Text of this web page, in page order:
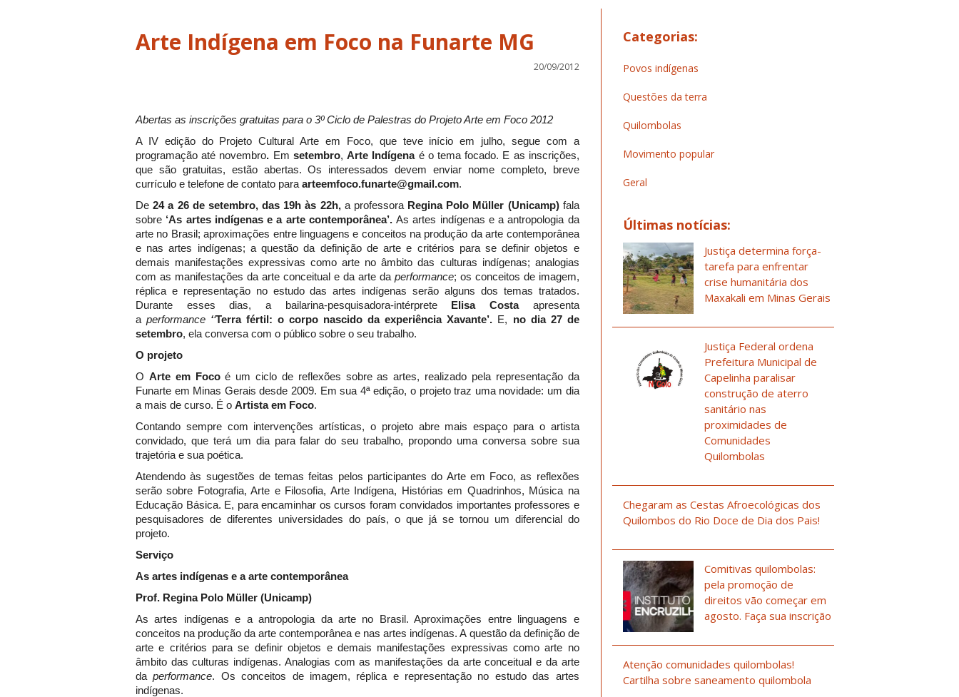
Arte Indígena em Foco na Funarte MG
20/09/2012
Abertas as inscrições gratuitas para o 3º Ciclo de Palestras do Projeto Arte em Foco 2012
A IV edição do Projeto Cultural Arte em Foco, que teve início em julho, segue com a
programação até novembro. Em setembro,Arte Indígena é o tema focado. E as inscrições,
que são gratuitas, estão abertas. Os interessados devem enviar nome completo, breve
currículo e telefone de contato para arteemfoco.funarte@gmail.com.
De24 a 26 de setembro, das 19h às 22h, a professora Regina Polo Müller (Unicamp) fala
sobre ‘As artes indígenas e a arte contemporânea’.As artes indígenas e a antropologia da
arte no Brasil; aproximações entre linguagens e conceitos na produção da arte contemporânea
e nas artes indígenas; a questão da definição de arte e critérios para se definir objetos e
demais manifestações expressivas como arte no âmbito das culturas indígenas; analogias
com as manifestações da arte conceitual e da arte da performance; os conceitos de imagem,
réplica e representação no estudo das artes indígenas serão alguns dos temas tratados.
Durante esses dias, a bailarina-pesquisadora-intérpreteElisa Costa apresenta
aperformance ‘‘Terra fértil: o corpo nascido da experiência Xavante’. E, no dia 27 de
setembro, ela conversa com o público sobre o seu trabalho.
O projeto
O Arte em Focoé um ciclo de reflexões sobre as artes, realizado pela representação da
Funarte em Minas Gerais desde 2009. Em sua 4ª edição, o projeto traz uma novidade: um dia
a mais de curso. É o Artista em Foco.
Contando sempre com intervenções artísticas, o projeto abre mais espaço para o artista
convidado, que terá um dia para falar do seu trabalho, propondo uma conversa sobre sua
trajetória e sua poética.
Atendendo às sugestões de temas feitas pelos participantes do Arte em Foco, as reflexões
serão sobre Fotografia, Arte e Filosofia, Arte Indígena, Histórias em Quadrinhos, Música na
Educação Básica. E, para encaminhar os cursos foram convidados importantes professores e
pesquisadores de diferentes universidades do país, o que já se tornou um diferencial do
projeto.
Serviço
As artes indígenas e a arte contemporânea
Prof. Regina Polo Müller (Unicamp)
As artes indígenas e a antropologia da arte no Brasil. Aproximações entre linguagens e
conceitos na produção da arte contemporânea e nas artes indígenas. A questão da definição de
arte e critérios para se definir objetos e demais manifestações expressivas como arte no
âmbito das culturas indígenas. Analogias com as manifestações da arte conceitual e da arte
daperformance. Os conceitos de imagem, réplica e representação no estudo das artes
indígenas.
Categorias:
Povos indígenas
Questões da terra
Quilombolas
Movimento popular
Geral
Últimas notícias:
Justiça determina força-
tarefa para enfrentar
crise humanitária dos
Maxakali em Minas Gerais
Justiça Federal ordena
Prefeitura Municipal de
Capelinha paralisar
construção de aterro
sanitário nas
proximidades de
Comunidades
Quilombolas
Chegaram as Cestas Afroecológicas dos
Quilombos do Rio Doce de Dia dos Pais!
Comitivas quilombolas:
pela promoção de
direitos vão começar em
agosto. Faça sua inscrição
Atenção comunidades quilombolas!
Cartilha sobre saneamento quilombola